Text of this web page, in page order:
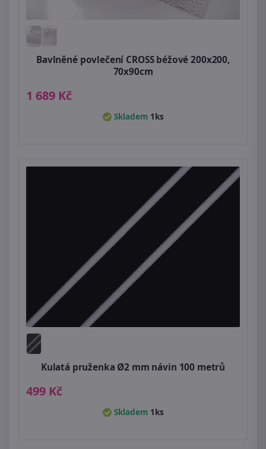
Bavlněné povlečení CROSS béžové 200x200,
70x90cm
1 689 Kč
Skladem 1ks
Kulatá pruženka Ø2 mm návin 100 metrů
499 Kč
Skladem 1ks